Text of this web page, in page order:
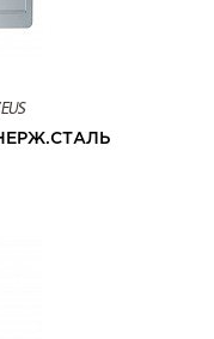
НЕРЖ.СТАЛЬ